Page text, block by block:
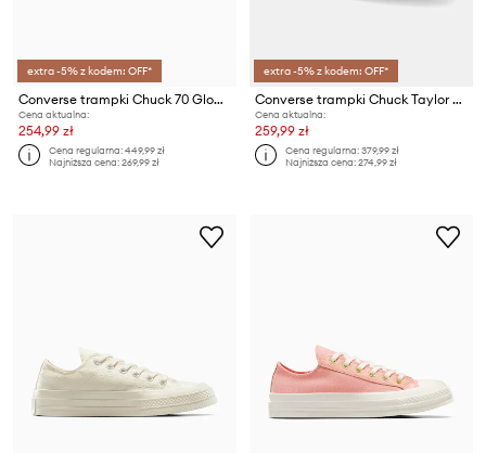
extra -5% z kodem: OFF*
Converse trampki Chuck 70 Glow In The Dark Zebra
Cena aktualna:
254,99 zł
Cena regularna:449,99 zł
Najniższa cena:269,99 zł
extra -5% z kodem: OFF*
Converse trampki Chuck Taylor All Star
Cena aktualna:
259,99 zł
Cena regularna:379,99 zł
Najniższa cena:274,99 zł